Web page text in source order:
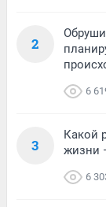
2
6
3
Какой
жизни
6